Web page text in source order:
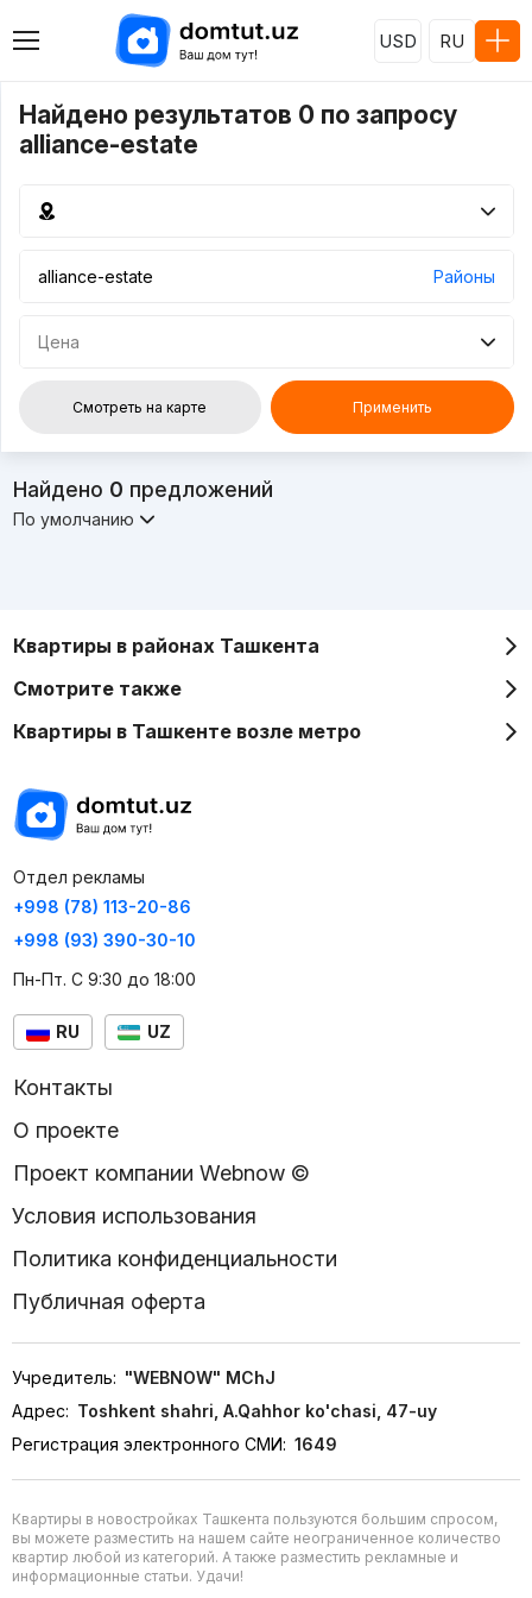
USD RU
Найдено результатов 0 по запросу
alliance-estate
Районы
Цена
Смотреть на карте Применить
Найдено 0 предложений
По умолчанию
Квартиры в районах Ташкента
Смотрите также
Квартиры в Ташкенте возле метро
Отдел рекламы
+998 (78) 113-20-86
+998 (93) 390-30-10
Пн-Пт. С 9:30 до 18:00
RU UZ
Контакты
О проекте
Проект компании Webnow ©
Условия использования
Политика конфиденциальности
Публичная оферта
Учредитель: "WEBNOW" MChJ
Адрес: Toshkent shahri, A.Qahhor ko'chasi, 47-uy
Регистрация электронного СМИ: 1649
Квартиры в новостройках Ташкента пользуются большим спросом,
вы можете разместить на нашем сайте неограниченное количество
квартир любой из категорий. А также разместить рекламные и
информационные статьи. Удачи!